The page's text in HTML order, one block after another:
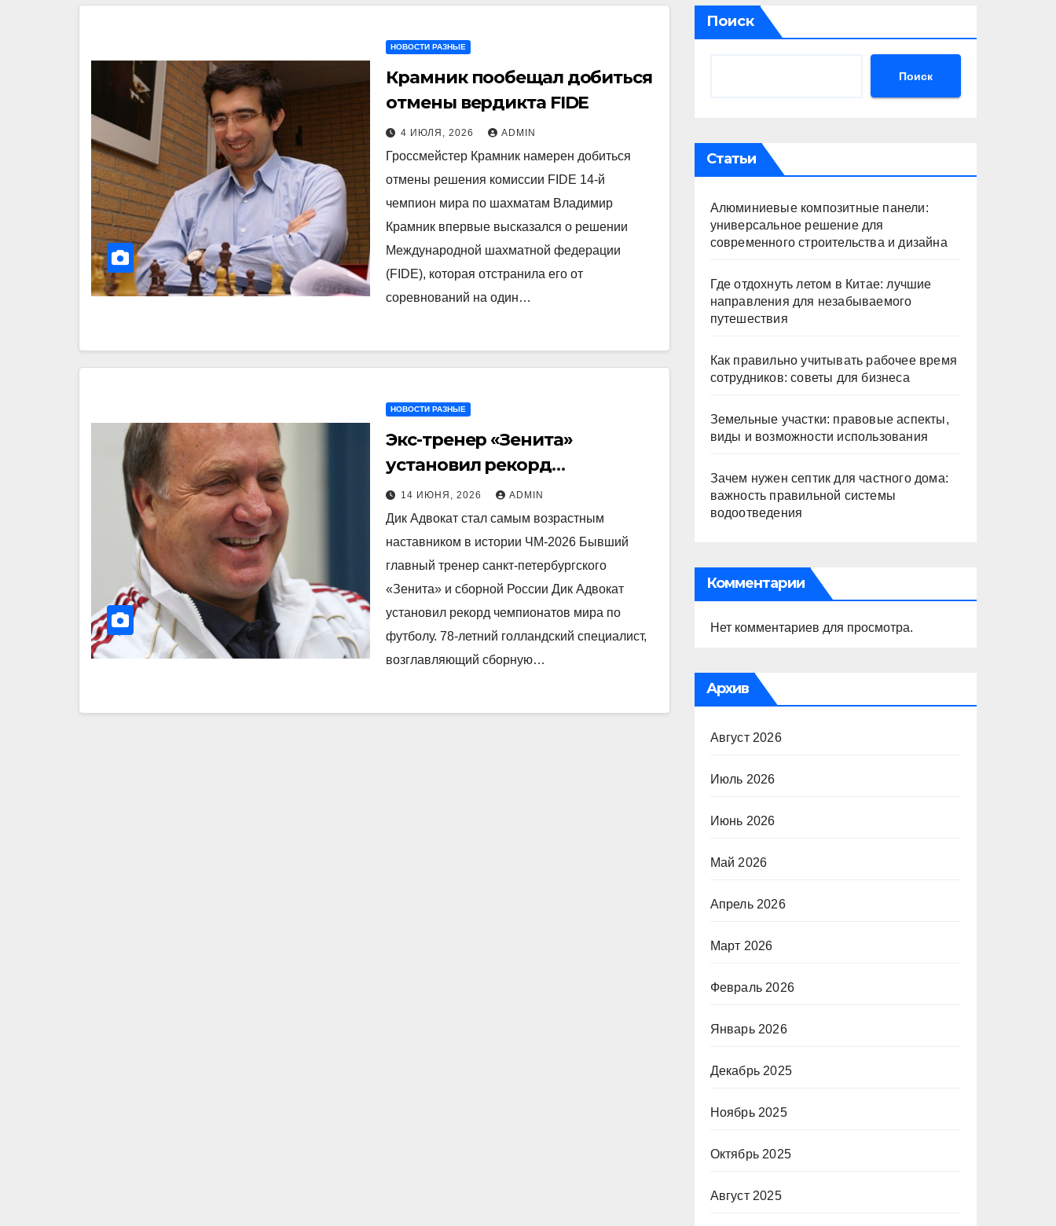
НОВОСТИ РАЗНЫЕ
Крамник пообещал добиться
отмены вердикта FIDE
4 ИЮЛЯ, 2026 ADMIN
Гроссмейстер Крамник намерен добиться
отмены решения комиссии FIDE 14-й
чемпион мира по шахматам Владимир
Крамник впервые высказался о решении
Международной шахматной федерации
(FIDE), которая отстранила его от
соревнований на один…
НОВОСТИ РАЗНЫЕ
Экс-тренер «Зенита»
установил рекорд
чемпионата мира
14 ИЮНЯ, 2026 ADMIN
Дик Адвокат стал самым возрастным
наставником в истории ЧМ-2026 Бывший
главный тренер санкт-петербургского
«Зенита» и сборной России Дик Адвокат
установил рекорд чемпионатов мира по
футболу. 78-летний голландский специалист,
возглавляющий сборную…
Поиск
Поиск
Статьи
Алюминиевые композитные панели:
универсальное решение для
современного строительства и дизайна
Где отдохнуть летом в Китае: лучшие
направления для незабываемого
путешествия
Как правильно учитывать рабочее время
сотрудников: советы для бизнеса
Земельные участки: правовые аспекты,
виды и возможности использования
Зачем нужен септик для частного дома:
важность правильной системы
водоотведения
Комментарии
Нет комментариев для просмотра.
Архив
Август 2026
Июль 2026
Июнь 2026
Май 2026
Апрель 2026
Март 2026
Февраль 2026
Январь 2026
Декабрь 2025
Ноябрь 2025
Октябрь 2025
Август 2025